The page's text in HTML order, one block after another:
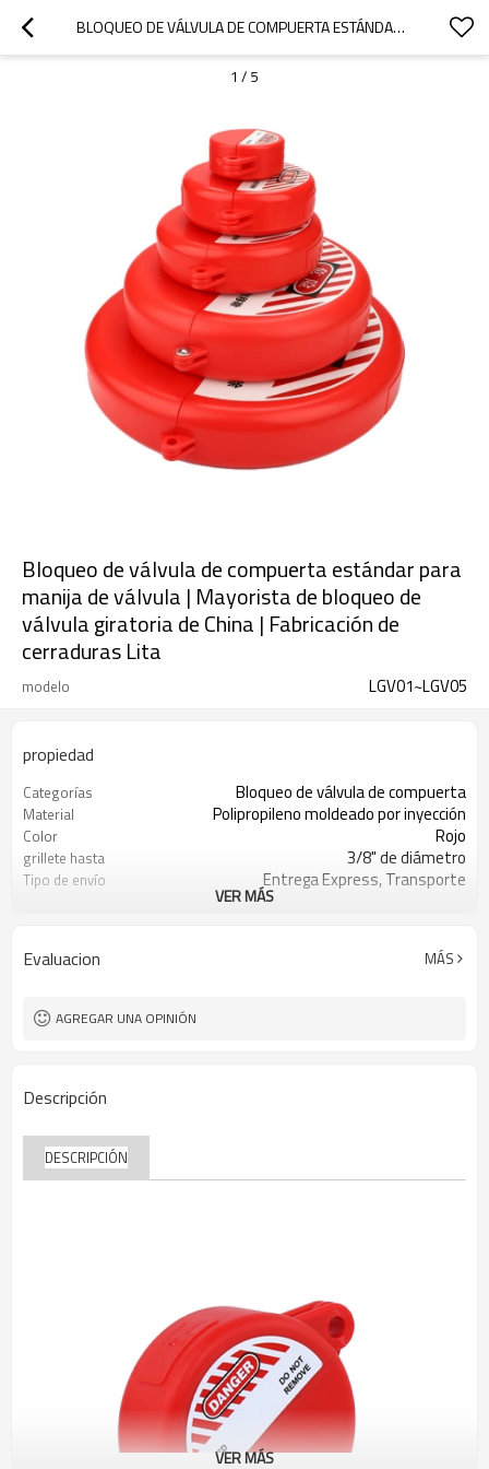
BLOQUEO DE VÁLVULA DE COMPUERTA ESTÁNDAR PARA MANIJA DE VÁLVULA | MAYORISTA DE BLOQUEO DE VÁLVULA GIRATORIA DE CHINA | FABRICACIÓN DE CERRADURAS LITA
1 / 5
Bloqueo de válvula de compuerta estándar para
manija de válvula | Mayorista de bloqueo de
válvula giratoria de China | Fabricación de
cerraduras Lita
modelo LGV01~LGV05
propiedad
Categorías Bloqueo de válvula de compuerta
Material Polipropileno moldeado por inyección
Color Rojo
grillete hasta 3/8" de diámetro
Tipo de envío
Entrega Express, Transporte
VER MÁS
Evaluacion MÁS
AGREGAR UNA OPINIÓN
Descripción
DESCRIPCIÓN
VER MÁS